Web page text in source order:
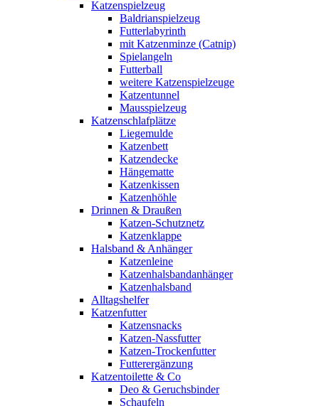
Katzenspielzeug
Baldrianspielzeug
Futterlabyrinth
mit Katzenminze (Catnip)
Spielangeln
Futterball
weitere Katzenspielzeuge
Katzentunnel
Mausspielzeug
Katzenschlafplätze
Liegemulde
Katzenbett
Katzendecke
Hängematte
Katzenkissen
Katzenhöhle
Drinnen & Draußen
Katzen-Schutznetz
Katzenklappe
Halsband & Anhänger
Katzenleine
Katzenhalsbandanhänger
Katzenhalsband
Alltagshelfer
Katzenfutter
Katzensnacks
Katzen-Nassfutter
Katzen-Trockenfutter
Futterergänzung
Katzentoilette & Co
Deo & Geruchsbinder
Schaufeln